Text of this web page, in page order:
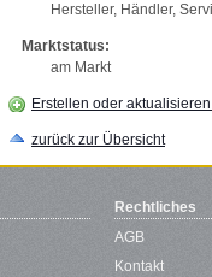
Hersteller, Händler,
Marktstatus:
am Markt
Erstellen oder
zurück zur Übersicht
Rechtliches
AGB
Kontakt